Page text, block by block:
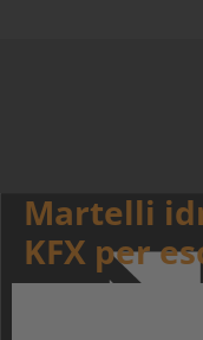
Martelli
KFX per